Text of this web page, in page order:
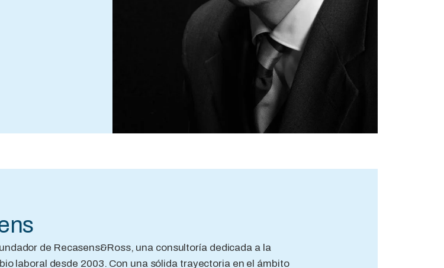
de Recasens&Ross, una consultoría dedicada a la
laboral desde 2003. Con una sólida trayectoria en el ámbito